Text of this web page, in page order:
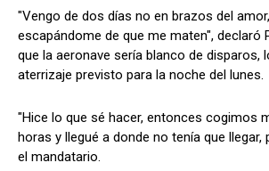
"Vengo de dos días no en brazos del
escapándome de que me maten", declaró
que la aeronave sería blanco de disparos,
aterrizaje previsto para la noche del lunes.
"Hice lo que sé hacer, entonces cogimos
horas y llegué a donde no tenía que llegar,
el mandatario.